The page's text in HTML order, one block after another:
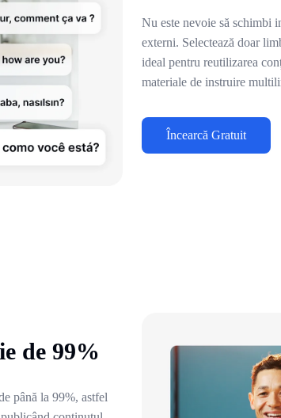
Nu este nevoie să schimbi
externi. Selectează doar
ideal pentru reutilizarea
materiale de instruire
Încearcă Gratuit
de 99%
până la 99%, astfel